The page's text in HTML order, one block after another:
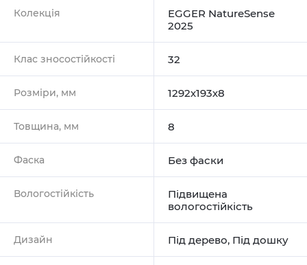
Колекція
EGGER NatureSense
2025
Клас зносостійкості 32
Розміри, мм 1292х193х8
Товщина, мм 8
Фаска Без фаски
Вологостійкість
Підвищена
вологостійкість
Дизайн Під дерево, Під дошку